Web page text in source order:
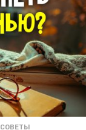
,СОВЕТЫ